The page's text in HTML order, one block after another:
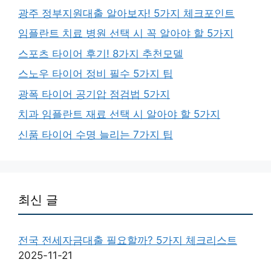
광주 정부지원대출 알아보자! 5가지 체크포인트
임플란트 치료 병원 선택 시 꼭 알아야 할 5가지
스포츠 타이어 후기! 8가지 추천모델
스노우 타이어 정비 필수 5가지 팁
광폭 타이어 공기압 점검법 5가지
치과 임플란트 재료 선택 시 알아야 할 5가지
신품 타이어 수명 늘리는 7가지 팁
최신 글
전국 전세자금대출 필요할까? 5가지 체크리스트
2025-11-21